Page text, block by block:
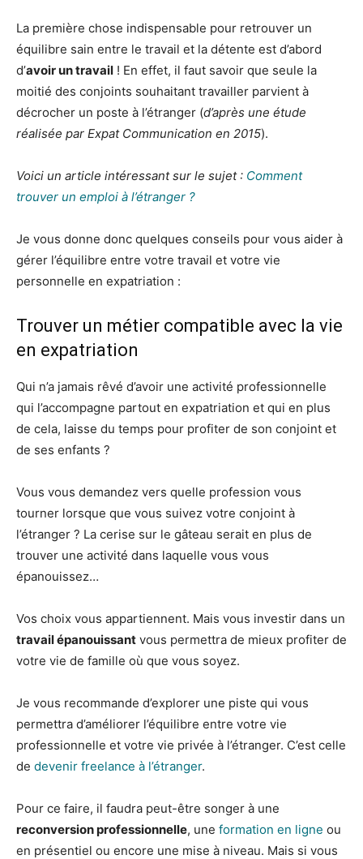
La première chose indispensable pour retrouver un
équilibre sain entre le travail et la détente est d’abord
d’avoir un travail ! En effet, il faut savoir que seule la
moitié des conjoints souhaitant travailler parvient à
décrocher un poste à l’étranger (d’après une étude
réalisée par Expat Communication en 2015).
Voici un article intéressant sur le sujet : Comment
trouver un emploi à l’étranger ?
Je vous donne donc quelques conseils pour vous aider à
gérer l’équilibre entre votre travail et votre vie
personnelle en expatriation :
Trouver un métier compatible avec la vie
en expatriation
Qui n’a jamais rêvé d’avoir une activité professionnelle
qui l’accompagne partout en expatriation et qui en plus
de cela, laisse du temps pour profiter de son conjoint et
de ses enfants ?
Vous vous demandez vers quelle profession vous
tourner lorsque que vous suivez votre conjoint à
l’étranger ? La cerise sur le gâteau serait en plus de
trouver une activité dans laquelle vous vous
épanouissez…
Vos choix vous appartiennent. Mais vous investir dans un
travail épanouissant vous permettra de mieux profiter de
votre vie de famille où que vous soyez.
Je vous recommande d’explorer une piste qui vous
permettra d’améliorer l’équilibre entre votre vie
professionnelle et votre vie privée à l’étranger. C’est celle
de devenir freelance à l’étranger.
Pour ce faire, il faudra peut-être songer à une
reconversion professionnelle, une formation en ligne ou
en présentiel ou encore une mise à niveau. Mais si vous